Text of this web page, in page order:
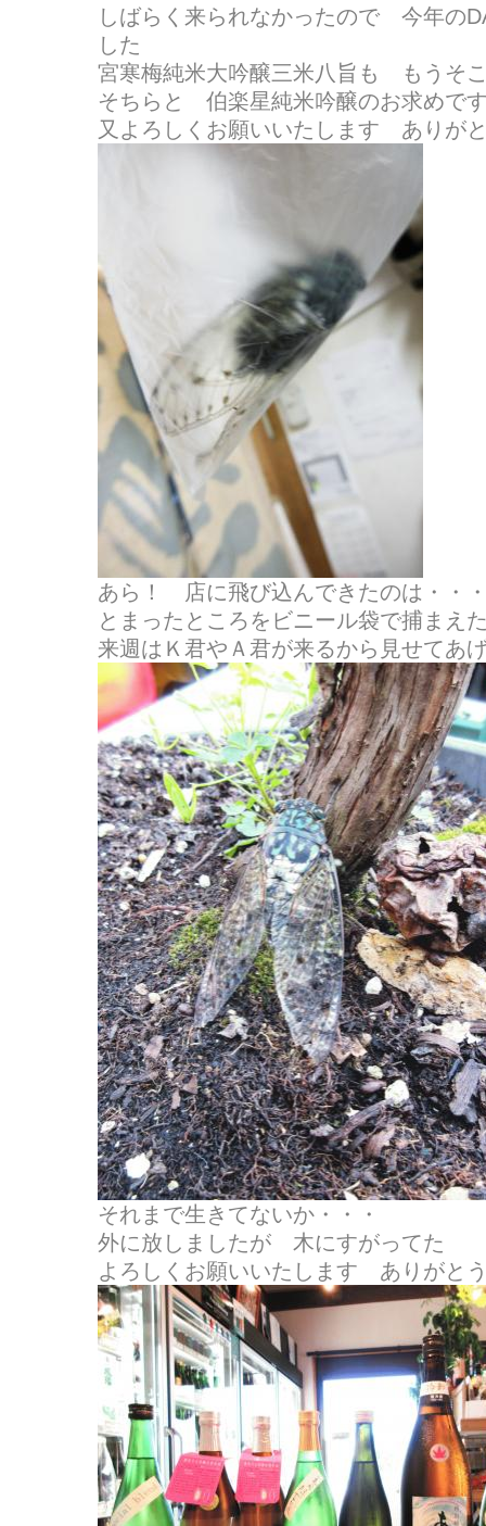
しばらく来られなかったので 今年の
した
宮寒梅純米大吟醸三米八旨も もうそ
そちらと 伯楽星純米吟醸のお求めで
又よろしくお願いいたします ありが
あら！ 店に飛び込んできたのは・・
とまったところをビニール袋で捕まえ
来週はＫ君やＡ君が来るから見せてあ
それまで生きてないか・・・
外に放しましたが 木にすがってた
よろしくお願いいたします ありが